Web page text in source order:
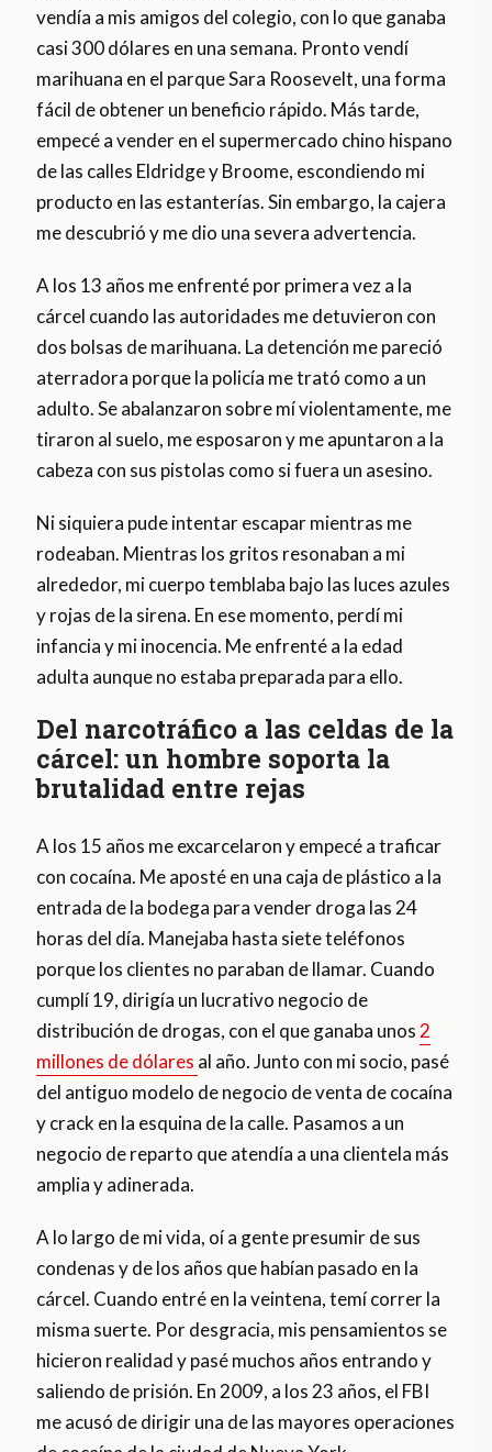
vendía a mis amigos del colegio, con lo que ganaba
casi 300 dólares en una semana. Pronto vendí
marihuana en el parque Sara Roosevelt, una forma
fácil de obtener un beneficio rápido. Más tarde,
empecé a vender en el supermercado chino hispano
de las calles Eldridge y Broome, escondiendo mi
producto en las estanterías. Sin embargo, la cajera
me descubrió y me dio una severa advertencia.
A los 13 años me enfrenté por primera vez a la
cárcel cuando las autoridades me detuvieron con
dos bolsas de marihuana. La detención me pareció
aterradora porque la policía me trató como a un
adulto. Se abalanzaron sobre mí violentamente, me
tiraron al suelo, me esposaron y me apuntaron a la
cabeza con sus pistolas como si fuera un asesino.
Ni siquiera pude intentar escapar mientras me
rodeaban. Mientras los gritos resonaban a mi
alrededor, mi cuerpo temblaba bajo las luces azules
y rojas de la sirena. En ese momento, perdí mi
infancia y mi inocencia. Me enfrenté a la edad
adulta aunque no estaba preparada para ello.
Del narcotráfico a las celdas de la
cárcel: un hombre soporta la
brutalidad entre rejas
A los 15 años me excarcelaron y empecé a traficar
con cocaína. Me aposté en una caja de plástico a la
entrada de la bodega para vender droga las 24
horas del día. Manejaba hasta siete teléfonos
porque los clientes no paraban de llamar. Cuando
cumplí 19, dirigía un lucrativo negocio de
distribución de drogas, con el que ganaba unos2
millones de dólares al año. Junto con mi socio, pasé
del antiguo modelo de negocio de venta de cocaína
y crack en la esquina de la calle. Pasamos a un
negocio de reparto que atendía a una clientela más
amplia y adinerada.
A lo largo de mi vida, oí a gente presumir de sus
condenas y de los años que habían pasado en la
cárcel. Cuando entré en la veintena, temí correr la
misma suerte. Por desgracia, mis pensamientos se
hicieron realidad y pasé muchos años entrando y
saliendo de prisión. En 2009, a los 23 años, el FBI
me acusó de dirigir una de las mayores operaciones